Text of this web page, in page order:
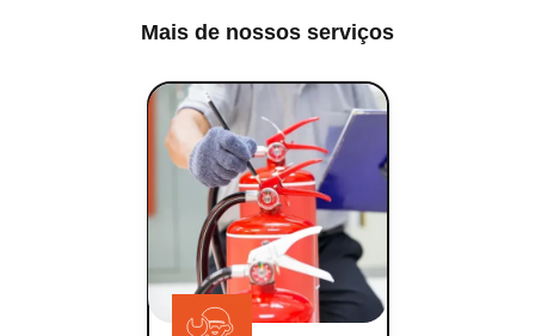
Mais de nossos serviços